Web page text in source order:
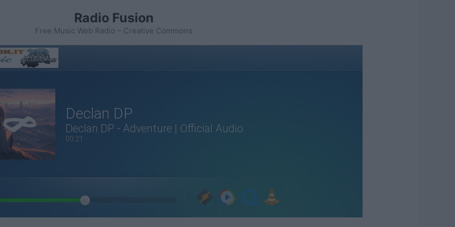
Radio Fusion
Free Music Web Radio – Creative Commons